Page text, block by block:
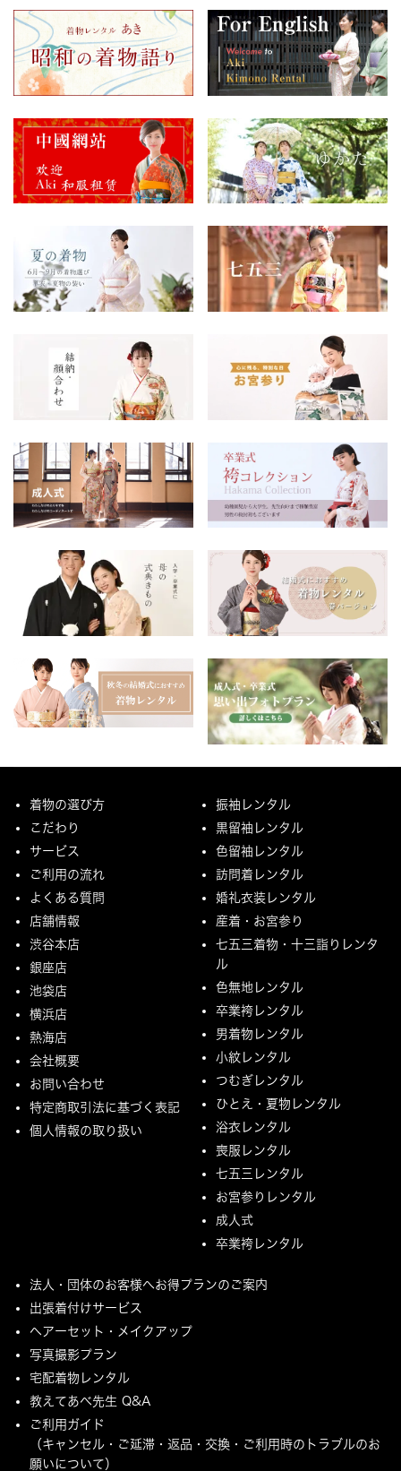
着物の選び方
こだわり
サービス
ご利用の流れ
よくある質問
店舗情報
渋谷本店
銀座店
池袋店
横浜店
熱海店
会社概要
お問い合わせ
特定商取引法に基づく表記
個人情報の取り扱い
振袖レンタル
黒留袖レンタル
色留袖レンタル
訪問着レンタル
婚礼衣装レンタル
産着・お宮参り
七五三着物・十三詣りレンタ
ル
色無地レンタル
卒業袴レンタル
男着物レンタル
小紋レンタル
つむぎレンタル
ひとえ・夏物レンタル
浴衣レンタル
喪服レンタル
七五三レンタル
お宮参りレンタル
成人式
卒業袴レンタル
法人・団体のお客様へお得プランのご案内
出張着付けサービス
ヘアーセット・メイクアップ
写真撮影プラン
宅配着物レンタル
教えてあべ先生 Q&A
ご利用ガイド
（キャンセル・ご延滞・返品・交換・ご利用時のトラブルのお
願いについて）